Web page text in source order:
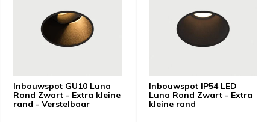
Inbouwspot GU10 Luna
Rond Zwart - Extra kleine
rand - Verstelbaar
Inbouwspot IP54 LED
Luna Rond Zwart - Extra
kleine rand